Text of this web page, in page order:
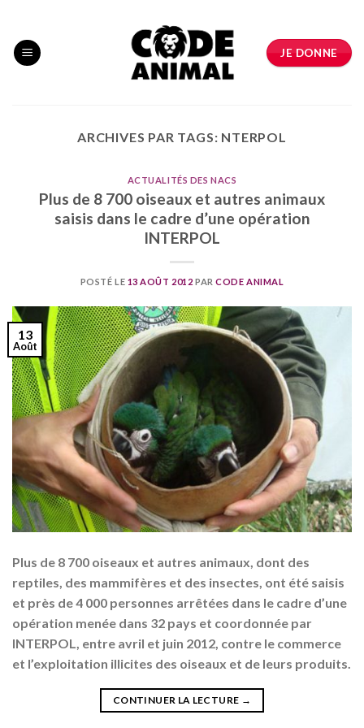
content
JE DONNE
ARCHIVES PAR TAGS: NTERPOL
ACTUALITÉS DES NACS
Plus de 8 700 oiseaux et autres animaux
saisis dans le cadre d’une opération
INTERPOL
POSTÉ LE 13 AOÛT 2012 PARCODE ANIMAL
13
Août
Plus de 8 700 oiseaux et autres animaux, dont des
reptiles, des mammifères et des insectes, ont été saisis
et près de 4 000 personnes arrêtées dans le cadre d’une
opération menée dans 32 pays et coordonnée par
INTERPOL, entre avril et juin 2012, contre le commerce
et l’exploitation illicites des oiseaux et de leurs produits.
CONTINUER LA LECTURE →